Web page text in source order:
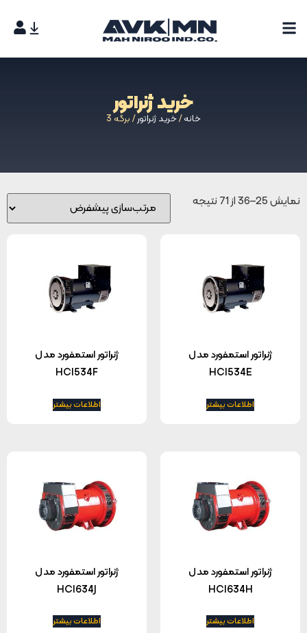
خرید ژنراتور
خانه/خرید ژنراتور/ برگه 3
نمایش 25–36 از 71 نتیجه
ژنراتور استمفورد مدل
HCI534E
اطلاعات بیشتر
ژنراتور استمفورد مدل
HCI534F
اطلاعات بیشتر
ژنراتور استمفورد مدل
HCI634H
اطلاعات بیشتر
ژنراتور استمفورد مدل
HCI634J
اطلاعات بیشتر